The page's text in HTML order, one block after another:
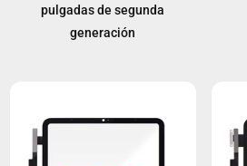
pulgadas de segunda
generación